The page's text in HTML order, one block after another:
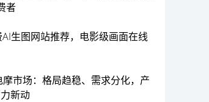
者
生图网站推荐，电影级画面在线
市场：格局趋稳、需求分化，产
新动